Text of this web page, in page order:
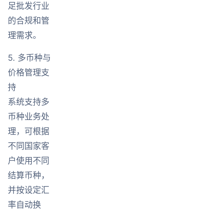
足批发行业
的合规和管
理需求。
5. 多币种与
价格管理支
持
系统支持多
币种业务处
理，可根据
不同国家客
户使用不同
结算币种，
并按设定汇
率自动换